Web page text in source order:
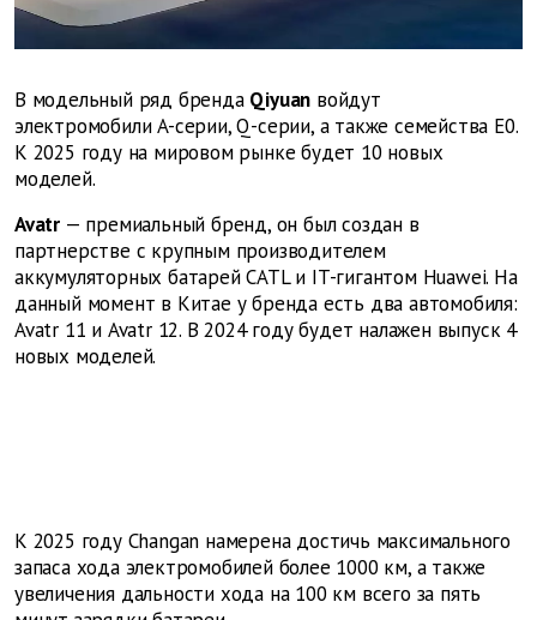
В модельный ряд бренда Qiyuan войдут
электромобили A-серии, Q-серии, а также семейства E0.
К 2025 году на мировом рынке будет 10 новых
моделей.
Avatr — премиальный бренд, он был создан в
партнерстве с крупным производителем
аккумуляторных батарей CATL и IT-гигантом Huawei. На
данный момент в Китае у бренда есть два автомобиля:
Avatr 11 и Avatr 12. В 2024 году будет налажен выпуск 4
новых моделей.
К 2025 году Changan намерена достичь максимального
запаса хода электромобилей более 1000 км, а также
увеличения дальности хода на 100 км всего за пять